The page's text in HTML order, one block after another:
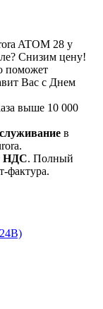
ATOM 28 у
Снизим цену!
поможет
Вас с Днем
выше 10 000
в
НДС. Полный
фактура.​